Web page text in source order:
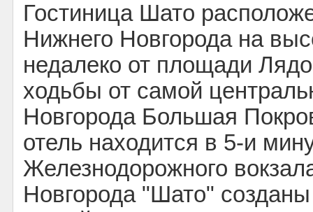
Гостиница Шато
Нижнего Новгорода на
недалеко от площади
ходьбы от самой
Новгорода Большая
отель находится в 5-и
Железнодорожного
Новгорода "Шато"